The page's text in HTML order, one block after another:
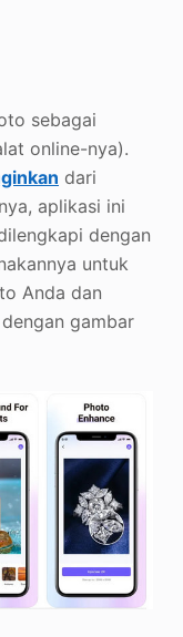
sebagai
online-nya).
dari
aplikasi ini
dengan
untuk
Anda dan
gambar